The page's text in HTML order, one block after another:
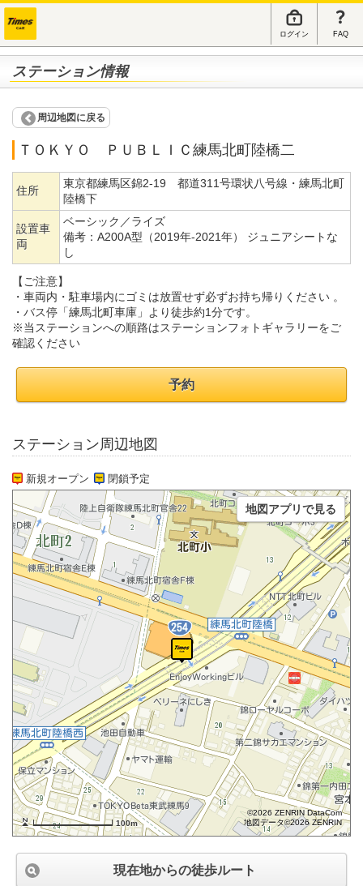
ログイン FAQ
ステーション情報
周辺地図に戻る
ＴＯＫＹＯ ＰＵＢＬＩＣ練馬北町陸橋二
住所
東京都練馬区錦2-19 都道311号環状八号線・練馬北町
陸橋下
設置車
両
ベーシック／ライズ
備考： A200A型（2019年-2021年） ジュニアシートな
し
【ご注意】
・車両内・駐車場内にゴミは放置せず必ずお持ち帰りください 。
・バス停「練馬北町車庫」より徒歩約1分です。
※当ステーションへの順路はステーションフォトギャラリーをご
確認ください
予約
ステーション周辺地図
新規オープン 閉鎖予定
100m
©2026 ZENRIN DataCom
地図データ©2026 ZENRIN
地図アプリで見る
現在地からの徒歩ルート